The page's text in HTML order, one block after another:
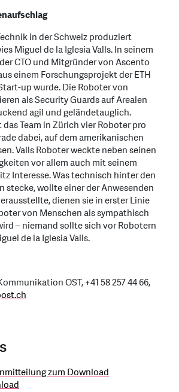
in der Schweiz produziert
Miguel de la Iglesia Valls. In seinem
CTO und Mitgründer von Ascento
einem Forschungsprojekt der ETH
up wurde. Die Roboter von
als Security Guards auf Arealen
agil und geländetauglich.
Team in Zürich vier Roboter pro
dabei, auf dem amerikanischen
Valls Roboter weckte neben seinen
vor allem auch mit seinem
Interesse. Was technisch hinter den
stecke, wollte einer der Anwesenden
dienen sie in erster Linie
von Menschen als sympathisch
– niemand sollte sich vor Robotern
de la Iglesia Valls.
OST, +41 58 257 44 66,
ost.ch
zum Download